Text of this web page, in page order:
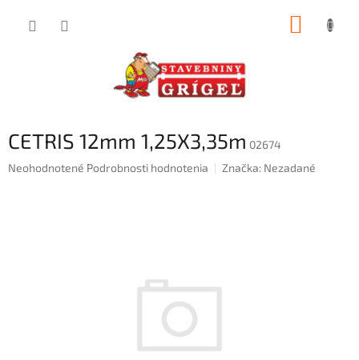
CETRIS 12mm 1,25X3,35m 02674
Priemerné
Neohodnotené Podrobnosti hodnotenia Značka: Nezadané